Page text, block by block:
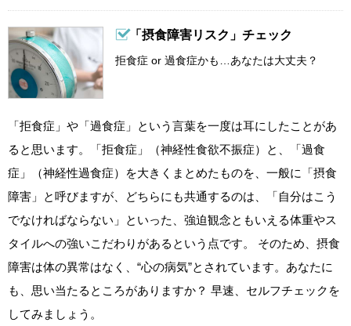
「摂食障害リスク」チェック
拒食症 or 過食症かも…あなたは大丈夫？
「拒食症」や「過食症」という言葉を一度は耳にしたことがあ
ると思います。「拒食症」（神経性食欲不振症）と、「過食
症」（神経性過食症）を大きくまとめたものを、一般に「摂食
障害」と呼びますが、どちらにも共通するのは、「自分はこう
でなければならない」といった、強迫観念ともいえる体重やス
タイルへの強いこだわりがあるという点です。 そのため、摂食
障害は体の異常はなく、“心の病気”とされています。あなたに
も、思い当たるところがありますか？ 早速、セルフチェックを
してみましょう。